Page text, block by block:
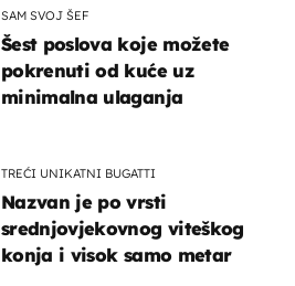
SAM SVOJ ŠEF
Šest poslova koje možete
pokrenuti od kuće uz
minimalna ulaganja
TREĆI UNIKATNI BUGATTI
Nazvan je po vrsti
srednjovjekovnog viteškog
konja i visok samo metar